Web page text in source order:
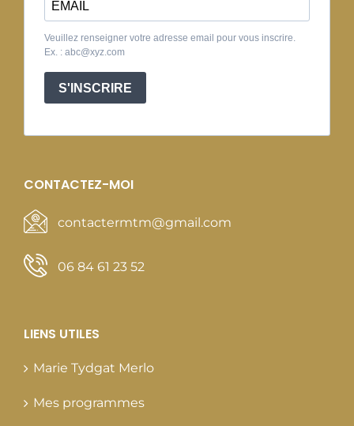
Veuillez renseigner votre adresse email pour vous inscrire.
Ex. : abc@xyz.com
S'INSCRIRE
CONTACTEZ-MOI
contactermtm@gmail.com
06 84 61 23 52
LIENS UTILES
Marie Tydgat Merlo
Mes programmes